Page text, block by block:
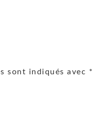
sont indiqués avec *